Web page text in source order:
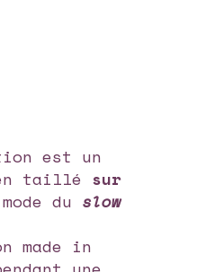
est un
taillé sur
du slow
made in